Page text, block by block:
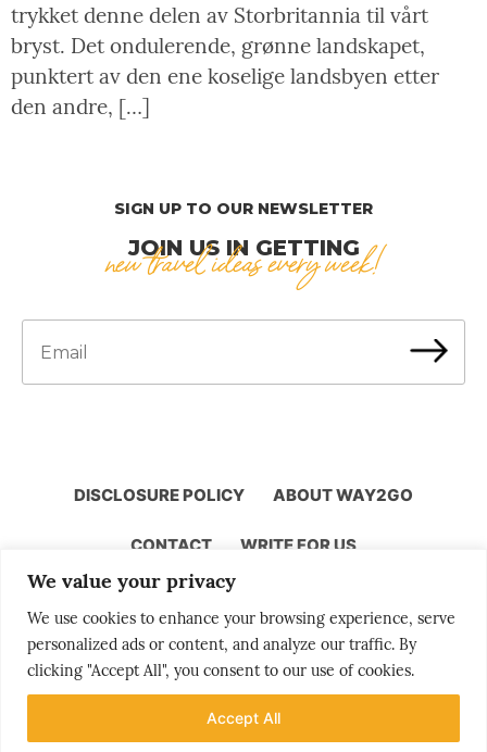
We value your privacy
We use cookies to enhance your browsing experience, serve
personalized ads or content, and analyze our traffic. By
clicking "Accept All", you consent to our use of cookies.
Accept All
trykket denne delen av Storbritannia til vårt
bryst. Det ondulerende, grønne landskapet,
punktert av den ene koselige landsbyen etter
den andre, […]
SIGN UP TO OUR NEWSLETTER
JOIN US IN GETTING
new travel ideas every week!
DISCLOSURE POLICY ABOUT WAY2GO
CONTACT WRITE FOR US
Storytelling by Bjørn Moholdt